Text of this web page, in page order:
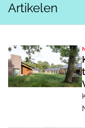
Artikelen